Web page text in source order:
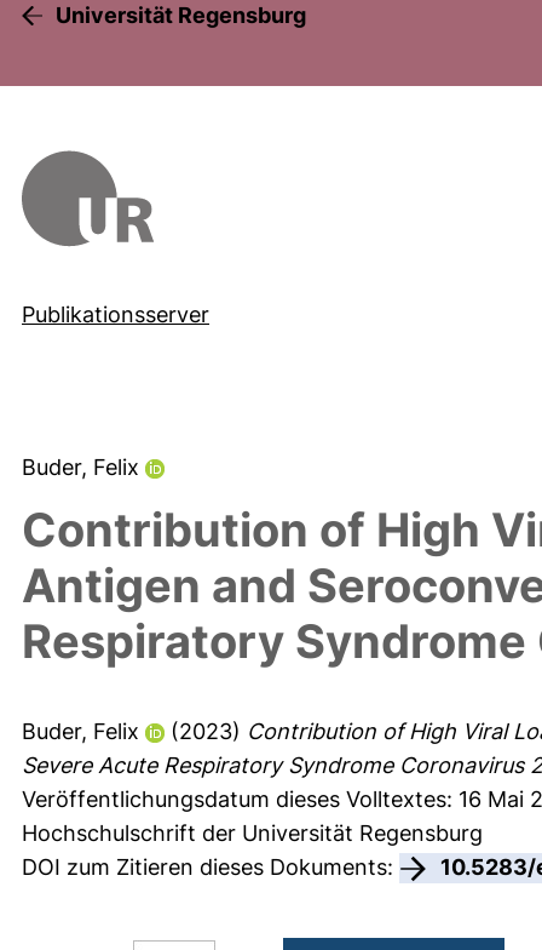
Universität Regensburg
Publikationsserver
Buder, Felix
Contribution of High
Antigen and
Respiratory
Buder, Felix (2023) Contribution of High Viral
Severe Acute Respiratory Syndrome Coronavirus
Veröffentlichungsdatum dieses Volltextes: 16 Mai
Hochschulschrift der Universität Regensburg
DOI zum Zitieren dieses Dokuments: